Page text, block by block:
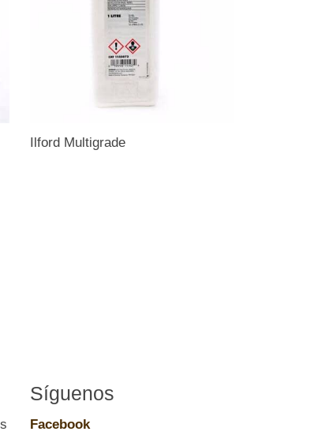
Ilford Multigrade
Síguenos
Facebook